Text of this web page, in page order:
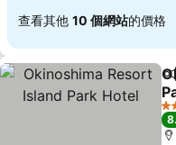
查看其他 10 個網站的價格
2